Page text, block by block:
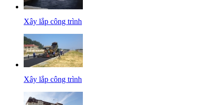
Xây lắp công trình
Xây lắp công trình